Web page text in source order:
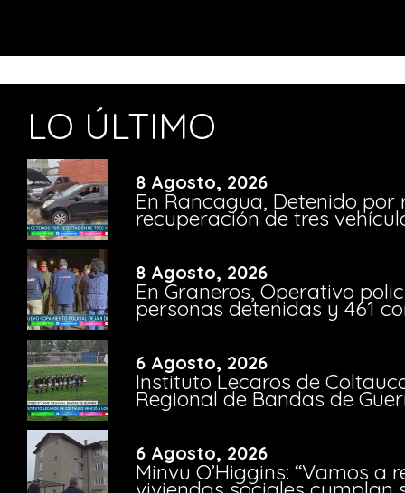
LO ÚLTIMO
8 Agosto, 2026
En Rancagua, Detenido por
recuperación de tres
8 Agosto, 2026
En Graneros, Operativo
personas detenidas y 461
6 Agosto, 2026
Instituto Lecaros de
Regional de Bandas de
6 Agosto, 2026
Minvu O’Higgins: “Vamos a